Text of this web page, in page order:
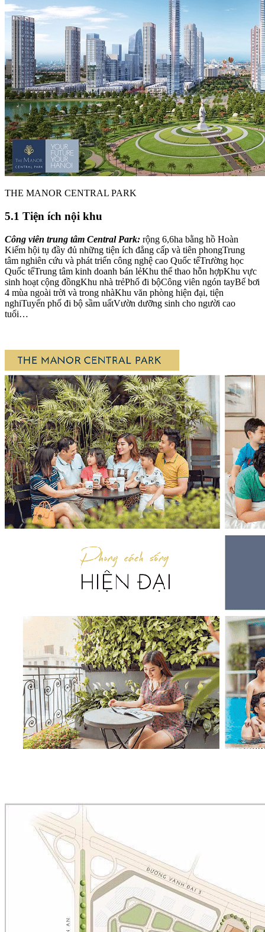
THE MANOR CENTRAL PARK
5.1 Tiện ích nội khu
Công viên trung tâm Central Park: rộng 6,6ha bằng hồ Hoàn
Kiếm hội tụ đầy đủ những tiện ích đẳng cấp và tiên phongTrung
tâm nghiên cứu và phát triển công nghệ cao Quốc tếTrường học
Quốc tếTrung tâm kinh doanh bán lẻKhu thể thao hỗn hợpKhu vực
sinh hoạt cộng đồngKhu nhà trẻPhố đi bộCông viên ngón tayBể bơi
4 mùa ngoài trời và trong nhàKhu văn phòng hiện đại, tiện
nghiTuyến phố đi bộ sầm uấtVườn dưỡng sinh cho người cao
tuổi…